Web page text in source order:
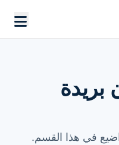
بريدة
في هذا القسم.